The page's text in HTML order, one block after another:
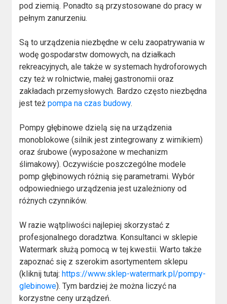
pod ziemią. Ponadto są przystosowane do pracy w
pełnym zanurzeniu.
Są to urządzenia niezbędne w celu zaopatrywania w
wodę gospodarstw domowych, na działkach
rekreacyjnych, ale także w systemach hydroforowych
czy też w rolnictwie, małej gastronomii oraz
zakładach przemysłowych. Bardzo często niezbędna
jest teżpompa na czas budowy.
Pompy głębinowe dzielą się na urządzenia
monoblokowe (silnik jest zintegrowany z wirnikiem)
oraz śrubowe (wyposażone w mechanizm
ślimakowy). Oczywiście poszczególne modele
pomp głębinowych różnią się parametrami. Wybór
odpowiedniego urządzenia jest uzależniony od
różnych czynników.
W razie wątpliwości najlepiej skorzystać z
profesjonalnego doradztwa. Konsultanci w sklepie
Watermark służą pomocą w tej kwestii. Warto także
zapoznać się z szerokim asortymentem sklepu
(kliknij tutaj: https://www.sklep-watermark.pl/pompy-
glebinowe). Tym bardziej że można liczyć na
korzystne ceny urządzeń.